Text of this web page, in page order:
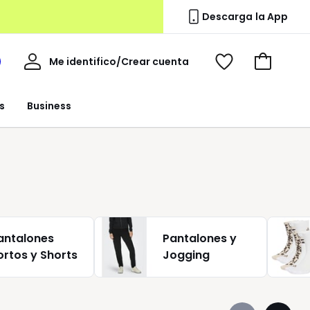
Descarga la App
Business
Me identifico/Crear cuenta
Mi
Ver
Ir
y Shorts
Pantalones y
Jogging